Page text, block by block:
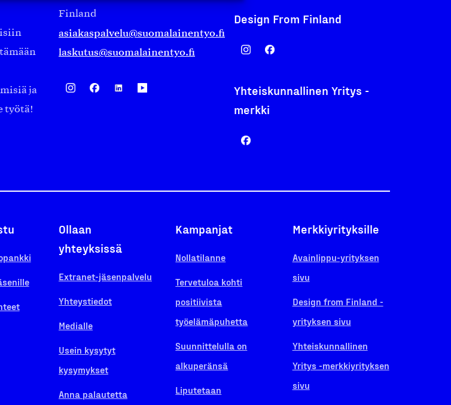
ja
työtä!
Finland
asiakaspalvelu@suomalainentyo.fi
laskutus@suomalainentyo.fi
Design From Finland
Yhteiskunnallinen Yritys -
merkki
Ollaan
yhteyksissä
Extranet-jäsenpalvelu
Yhteystiedot
Medialle
Usein kysytyt
kysymykset
Anna palautetta
Kampanjat
Nollatilanne
Tervetuloa kohti
positiivista
työelämäpuhetta
Suunnittelulla on
alkuperänsä
Liputetaan
Merkkiyrityksille
Avainlippu-yrityksen
sivu
Design from Finland -
yrityksen sivu
Yhteiskunnallinen
Yritys -merkkiyrityksen
sivu